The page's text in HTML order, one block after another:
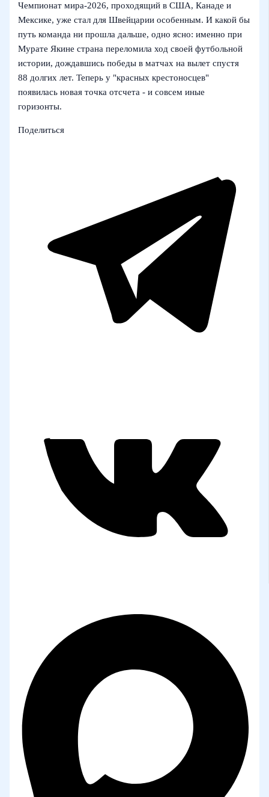
Чемпионат мира‑2026, проходящий в США, Канаде и
Мексике, уже стал для Швейцарии особенным. И какой бы
путь команда ни прошла дальше, одно ясно: именно при
Мурате Якине страна переломила ход своей футбольной
истории, дождавшись победы в матчах на вылет спустя
88 долгих лет. Теперь у "красных крестоносцев"
появилась новая точка отсчета - и совсем иные
горизонты.
Поделиться